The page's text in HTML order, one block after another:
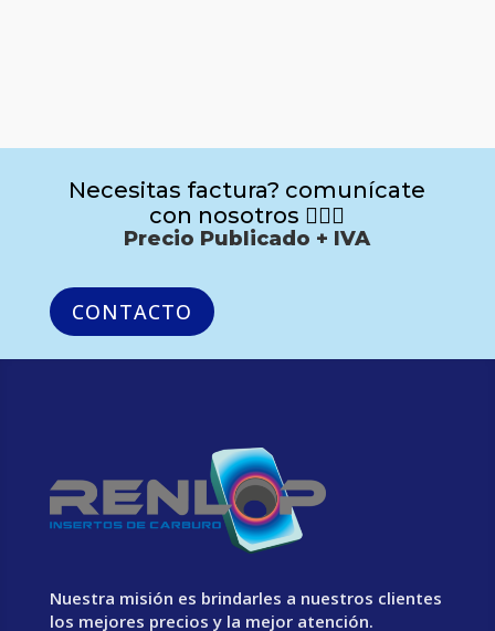
Necesitas factura? comunícate
con nosotros 🙋🏻‍♂️
Precio Publicado + IVA
CONTACTO
Nuestra misión es brindarles a nuestros clientes
los mejores precios y la mejor atención.